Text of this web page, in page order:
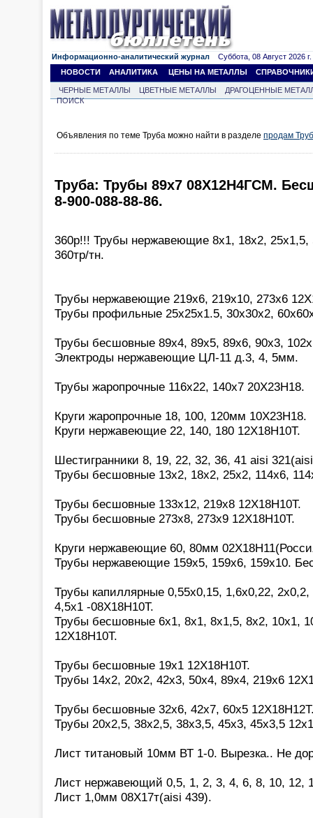
Информационно-аналитический журнал Суббота, 08 Август 2026 г.
НОВОСТИ
АНАЛИТИКА ЦЕНЫ НА МЕТАЛЛЫ
ЧЕРНЫЕ МЕТАЛЛЫ ЦВЕТНЫЕ МЕТАЛЛЫ
ДРАГОЦЕННЫЕ
ПОИСК
Объявления по теме Труба можно найти в разделе продам
Труба: Трубы 89х7 08Х12Н4ГСМ.
8-900-088-88-86.
360р!!! Трубы нержавеющие 8х1, 18х2, 25х1,5,
360тр/тн.
Трубы нержавеющие 219х6, 219х10, 273х6
Трубы профильные 25х25х1.5, 30х30х2,
Трубы бесшовные 89х4, 89х5, 89х6, 90х3,
Электроды нержавеющие ЦЛ-11 д.3, 4, 5мм.
Трубы жаропрочные 116х22, 140х7 20Х23Н18.
Круги жаропрочные 18, 100, 120мм 10Х23Н18.
Круги нержавеющие 22, 140, 180 12Х18Н10Т.
Шестигранники 8, 19, 22, 32, 36, 41 aisi
Трубы бесшовные 13х2, 18х2, 25х2, 114х6,
Трубы бесшовные 133х12, 219х8 12Х18Н10Т.
Трубы бесшовные 273х8, 273х9 12Х18Н10Т.
Круги нержавеющие 60, 80мм
Трубы нержавеющие 159х5, 159х6, 159х10.
Трубы капиллярные 0,55х0,15, 1,6х0,22,
4,5х1 -08Х18Н10Т.
Трубы бесшовные 6х1, 8х1, 8х1,5, 8х2, 10х1,
12Х18Н10Т.
Трубы бесшовные 19х1 12Х18Н10Т.
Трубы 14х2, 20х2, 42х3, 50х4, 89х4, 219х6
Трубы бесшовные 32х6, 42х7, 60х5
Трубы 20х2,5, 38х2,5, 38х3,5, 45х3, 45х3,5
Лист титановый 10мм ВТ 1-0. Вырезка.. Не
Лист нержавеющий 0,5, 1, 2, 3, 4, 6, 8, 10, 12,
Лист 1,0мм 08Х17т(aisi 439).